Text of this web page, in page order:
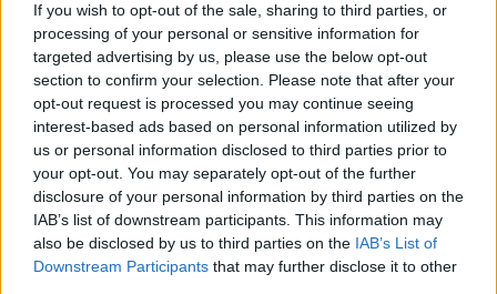
If you wish to opt-out of the sale, sharing to third parties, or
processing of your personal or sensitive information for
targeted advertising by us, please use the below opt-out
section to confirm your selection. Please note that after your
opt-out request is processed you may continue seeing
interest-based ads based on personal information utilized by
us or personal information disclosed to third parties prior to
your opt-out. You may separately opt-out of the further
disclosure of your personal information by third parties on the
IAB’s list of downstream participants. This information may
also be disclosed by us to third parties on the IAB’s List of
Downstream Participants that may further disclose it to other
TP Greece: Πώς διαμορφώνεται το
μέλλον του Insurance στην εποχή του AI
Advertorial
Περισσότερα από το